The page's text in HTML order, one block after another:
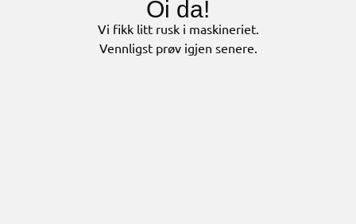
Oi da!
Vi fikk litt rusk i maskineriet.
Vennligst prøv igjen senere.